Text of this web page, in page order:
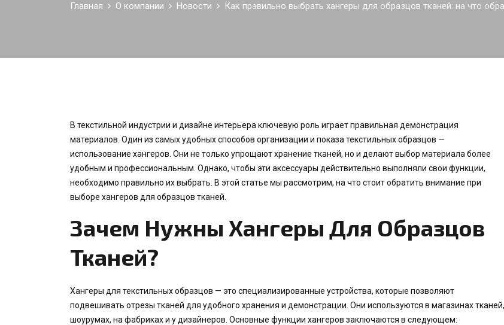
Главная О компании Новости Как правильно выбрать хангеры для образцов тканей: на что
В текстильной индустрии и дизайне интерьера ключевую роль играет правильная демонстрация
материалов. Один из самых удобных способов организации и показа текстильных образцов —
использование хангеров. Они не только упрощают хранение тканей, но и делают выбор материала более
удобным и профессиональным. Однако, чтобы эти аксессуары действительно выполняли свои функции,
необходимо правильно их выбрать. В этой статье мы рассмотрим, на что стоит обратить внимание при
выборе хангеров для образцов тканей.
Зачем Нужны Хангеры Для Образцов
Тканей?
Хангеры для текстильных образцов — это специализированные устройства, которые позволяют
подвешивать отрезы тканей для удобного хранения и демонстрации. Они используются в магазинах тканей,
шоурумах, на фабриках и у дизайнеров. Основные функции хангеров заключаются в следующем: